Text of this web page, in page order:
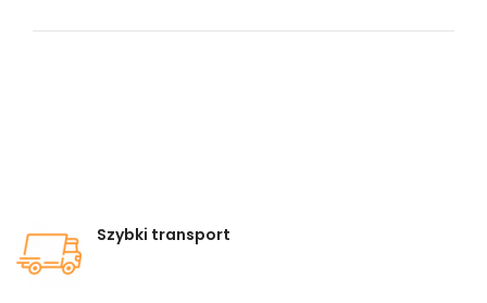
Szybki transport